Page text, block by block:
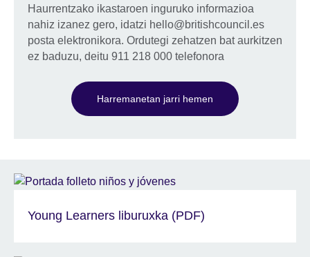
Haurrentzako ikastaroen inguruko informazioa
nahiz izanez gero, idatzi hello@britishcouncil.es
posta elektronikora. Ordutegi zehatzen bat aurkitzen
ez baduzu, deitu 911 218 000 telefonora
Harremanetan jarri hemen
Young Learners liburuxka (PDF)